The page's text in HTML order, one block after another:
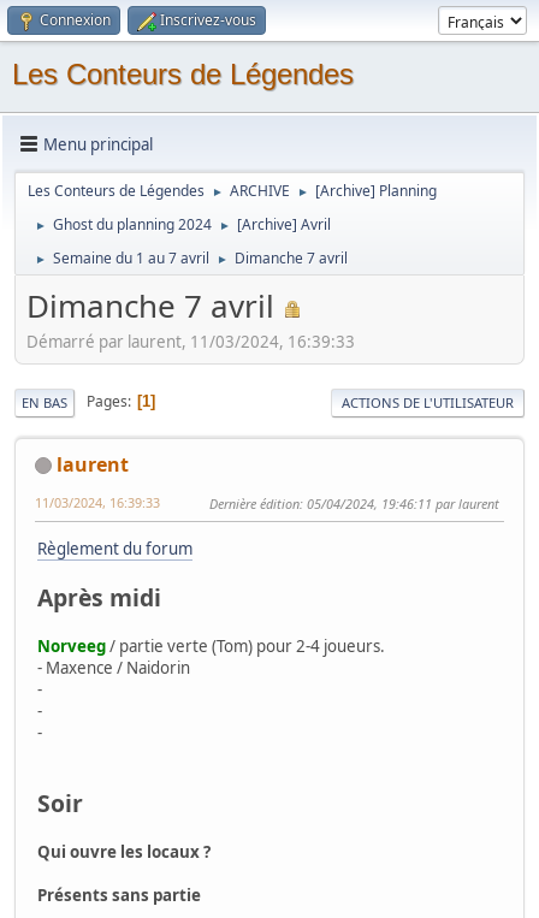
Connexion Inscrivez-vous
Les Conteurs de Légendes
Menu principal
Les Conteurs de Légendes ► ARCHIVE ► [Archive] Planning
► Ghost du planning 2024 ► [Archive] Avril
► Semaine du 1 au 7 avril ► Dimanche 7 avril
Dimanche 7 avril
Démarré par laurent, 11/03/2024, 16:39:33
EN BAS Pages 1 ACTIONS DE L'UTILISATEUR
laurent
11/03/2024, 16:39:33 Dernière édition: 05/04/2024, 19:46:11 par laurent
Règlement du forum
Après midi
Norveeg/ partie verte (Tom) pour 2-4 joueurs.
- Maxence / Naidorin
-
-
-
Soir
Qui ouvre les locaux ?
Présents sans partie